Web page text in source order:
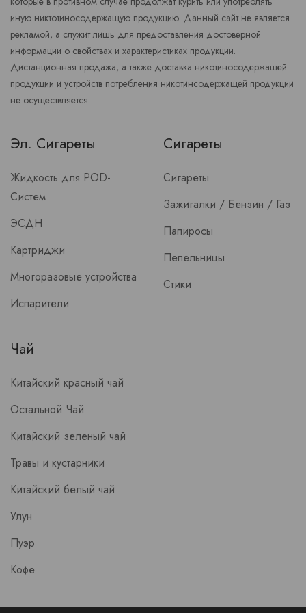
иную никтотиносодержащую продукцию. Данный сайт не является
рекламой, а служит лишь для предоставления достоверной
информации о свойствах и характеристиках продукции.
Дистанционная продажа, а также доставка никотиносодержащей
продукции и устройств потребления никотинсодержащей продукции
не осуществляется.
Эл. Сигареты
Жидкость для POD-
Систем
ЭСДН
Картриджи
Многоразовые устройства
Испарители
Сигареты
Сигареты
Зажигалки / Бензин / Газ
Папиросы
Пепельницы
Стики
Чай
Китайский красный чай
Остальной Чай
Китайский зеленый чай
Травы и кустарники
Китайский белый чай
Улун
Пуэр
Кофе